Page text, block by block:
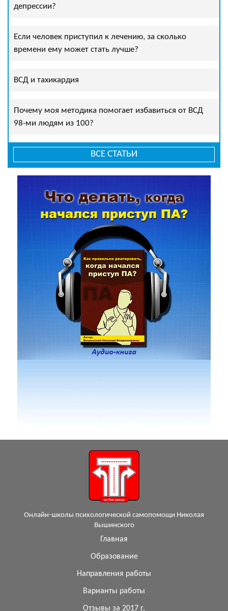
депрессии?
Если человек приступил к лечению, за сколько
времени ему может стать лучше?
ВСД и тахикардия
Почему моя методика помогает избавиться от ВСД
98-ми людям из 100?
ВСЕ СТАТЬИ
Онлайн-школы психологической самопомощи Николая
Вышинского
Главная
Образование
Направления работы
Варианты работы
Отзывы за 2017 г.